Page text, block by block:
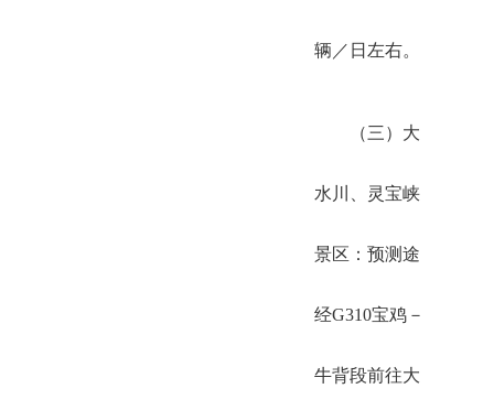
辆／日左右。
（三）大
水川、灵宝峡
景区：预测途
经G310宝鸡－
牛背段前往大